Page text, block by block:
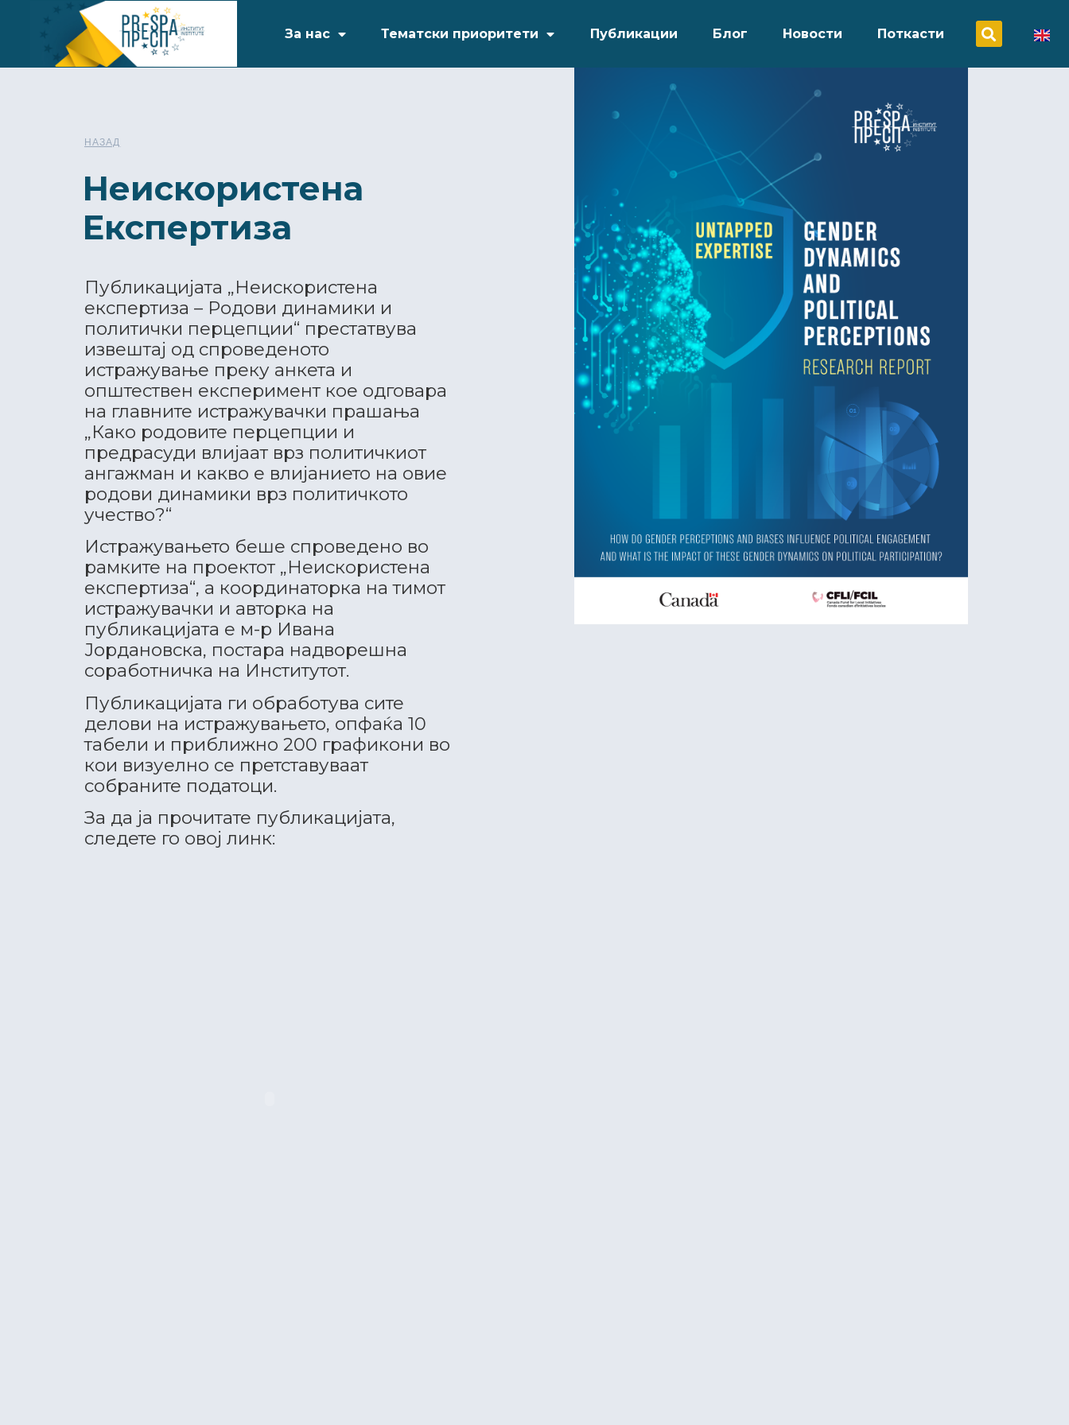
За нас Тематски приоритети Публикации Блог Новости Поткасти
НАЗАД
Неискористена
Експертиза
Публикацијата „Неискористена
експертиза – Родови динамики и
политички перцепции“ престатвува
извештај од спроведеното
истражување преку анкета и
општествен експеримент кое одговара
на главните истражувачки прашања
„Како родовите перцепции и
предрасуди влијаат врз политичкиот
ангажман и какво е влијанието на овие
родови динамики врз политичкото
учество?“
Истражувањето беше спроведено во
рамките на проектот „Неискористена
експертиза“, а координаторка на тимот
истражувачки и авторка на
публикацијата е м-р Ивана
Јордановска, постара надворешна
соработничка на Институтот.
Публикацијата ги обработува сите
делови на истражувањето, опфаќа 10
табели и приближно 200 графикони во
кои визуелно се претставуваат
собраните податоци.
За да ја прочитате публикацијата,
следете го овој линк: